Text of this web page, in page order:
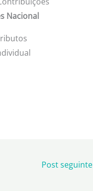
Nacional
Post seguinte